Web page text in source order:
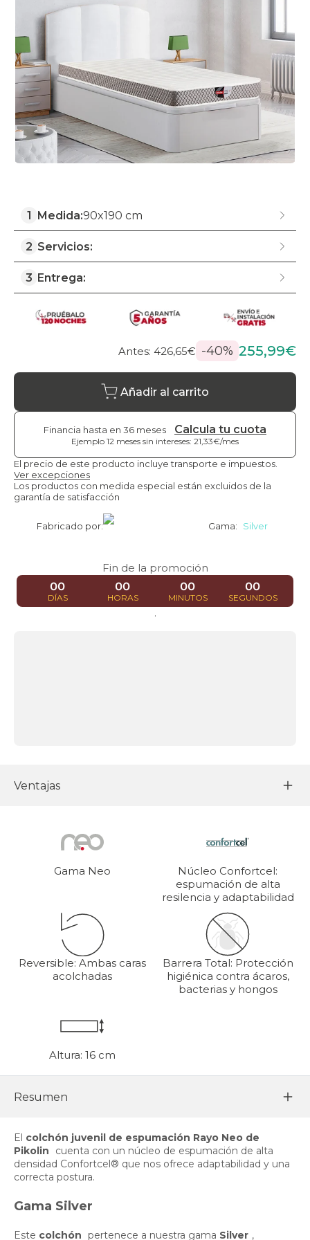
1 Medida:90x190 cm
2 Servicios:
3 Entrega:
Antes: 426,65€ -40% 255,99€
Añadir al carrito
Financia hasta en 36 meses Calcula tu cuota
Ejemplo 12 meses sin intereses: 21,33€/mes
El precio de este producto incluye transporte e impuestos.
Ver excepciones
Los productos con medida especial están excluidos de la
garantía de satisfacción
Fabricado por: Gama: Silver
Fin de la promoción
DÍAS
00
HORAS
00
MINUTOS
00
SEGUNDOS
00
.
Ventajas
Gama Neo
Núcleo Confortcel:
espumación de alta
resilencia y adaptabilidad
Reversible: Ambas caras
acolchadas
Barrera Total: Protección
higiénica contra ácaros,
bacterias y hongos
Altura: 16 cm
Resumen
El colchón juvenil de espumación Rayo Neo de
Pikolin
cuenta con un núcleo de espumación de alta
densidad Confortcel® que nos ofrece adaptabilidad y una
correcta postura.
Gama Silver
Este colchón pertenece a nuestra gama Silver ,